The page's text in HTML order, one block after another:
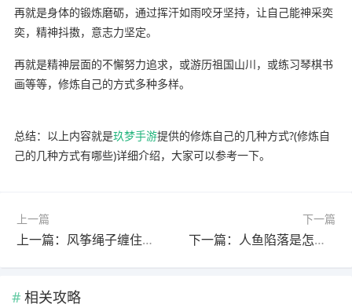
再就是身体的锻炼磨砺，通过挥汗如雨咬牙坚持，让自己能神采奕
奕，精神抖擞，意志力坚定。
再就是精神层面的不懈努力追求，或游历祖国山川，或练习琴棋书
画等等，修炼自己的方式多种多样。
总结：以上内容就是玖梦手游提供的修炼自己的几种方式?(修炼自
己的几种方式有哪些)详细介绍，大家可以参考一下。
上一篇
上一篇：风筝绳子缠住了怎么解开?(风筝缠绳子的东西叫什么)
下一篇
下一篇：人鱼陷落是怎么分等级的?(人鱼陷落是什么)
相关攻略